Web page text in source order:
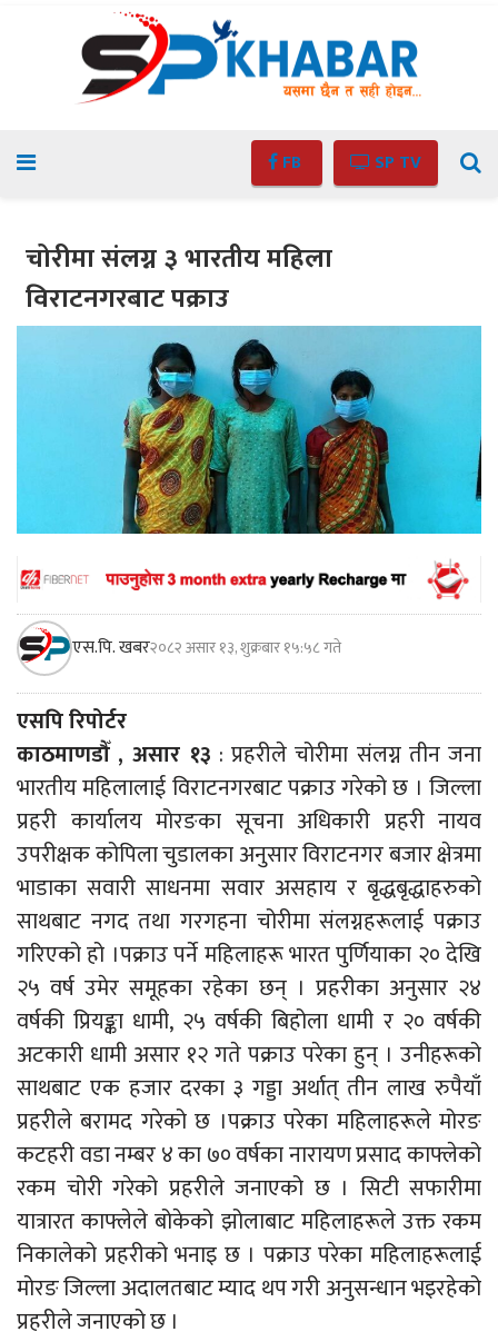
FB SP TV
चोरीमा संलग्न ३ भारतीय महिला
विराटनगरबाट पक्राउ
एस.पि. खबर२०८२ असार १३, शुक्रबार १५:५८ गते
एसपि रिपोर्टर
काठमाणडौँ , असार १३ : प्रहरीले चोरीमा संलग्न तीन जना
भारतीय महिलालाई विराटनगरबाट पक्राउ गरेको छ । जिल्ला
प्रहरी कार्यालय मोरङका सूचना अधिकारी प्रहरी नायव
उपरीक्षक कोपिला चुडालका अनुसार विराटनगर बजार क्षेत्रमा
भाडाका सवारी साधनमा सवार असहाय र बृद्धबृद्धाहरुको
साथबाट नगद तथा गरगहना चोरीमा संलग्नहरूलाई पक्राउ
गरिएको हो ।पक्राउ पर्ने महिलाहरू भारत पुर्णियाका २० देखि
२५ वर्ष उमेर समूहका रहेका छन् । प्रहरीका अनुसार २४
वर्षकी प्रियङ्का धामी, २५ वर्षकी बिहोला धामी र २० वर्षकी
अटकारी धामी असार १२ गते पक्राउ परेका हुन् । उनीहरूको
साथबाट एक हजार दरका ३ गड्डा अर्थात् तीन लाख रुपैयाँ
प्रहरीले बरामद गरेको छ ।पक्राउ परेका महिलाहरूले मोरङ
कटहरी वडा नम्बर ४ का ७० वर्षका नारायण प्रसाद काफ्लेको
रकम चोरी गरेको प्रहरीले जनाएको छ । सिटी सफारीमा
यात्रारत काफ्लेले बोकेको झोलाबाट महिलाहरूले उक्त रकम
निकालेको प्रहरीको भनाइ छ । पक्राउ परेका महिलाहरूलाई
मोरङ जिल्ला अदालतबाट म्याद थप गरी अनुसन्धान भइरहेको
प्रहरीले जनाएको छ ।